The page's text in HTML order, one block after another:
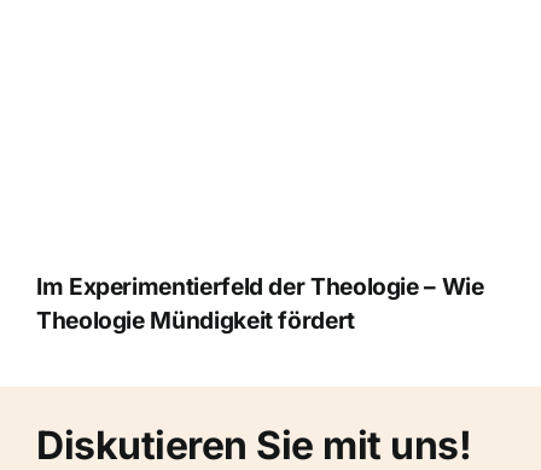
Im Experimentierfeld der Theologie – Wie
Theologie Mündigkeit fördert
Diskutieren Sie mit uns!